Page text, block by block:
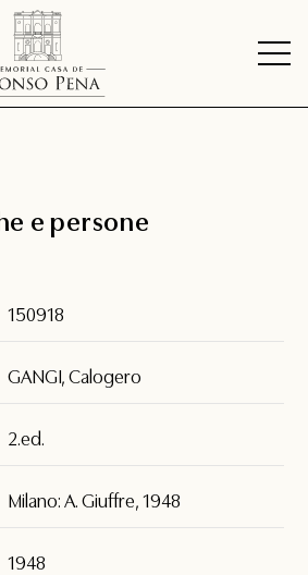
e persone
150918
GANGI, Calogero
2.ed.
Milano: A. Giuffre, 1948
1948